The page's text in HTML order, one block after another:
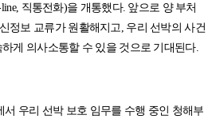
직통전화)을 개통했다. 앞으로 양 부처
정보 교류가 원활해지고, 우리 선박의 사건
게 의사소통할 수 있을 것으로 기대된다.
서 우리 선박 보호 임무를 수행 중인 청해부